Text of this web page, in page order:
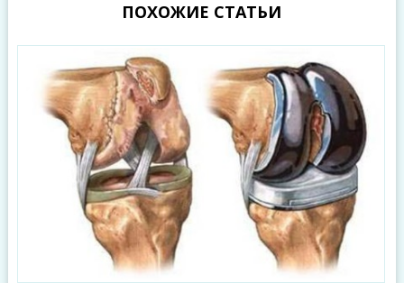
ПОХОЖИЕ СТАТЬИ